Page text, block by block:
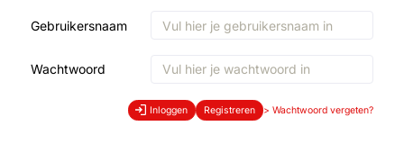
Gebruikersnaam
Wachtwoord
Inloggen Registreren > Wachtwoord vergeten?